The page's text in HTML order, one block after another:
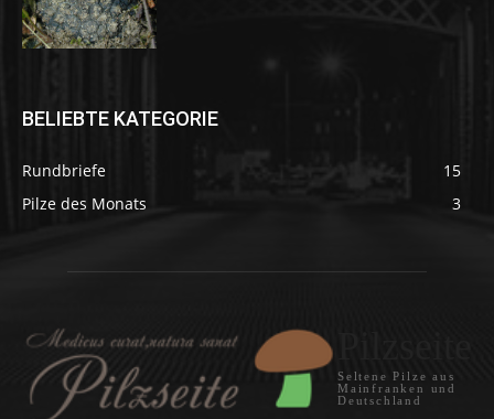
BELIEBTE KATEGORIE
Rundbriefe
15
Pilze des Monats
3
Seltene Pilze aus
Mainfranken und
Deutschland